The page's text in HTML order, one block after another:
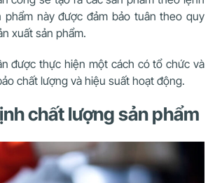
phẩm này được đảm bảo tuân theo quy
xuất sản phẩm.
được thực hiện một cách có tổ chức và
chất lượng và hiệu suất hoạt động.
chất lượng sản phẩm